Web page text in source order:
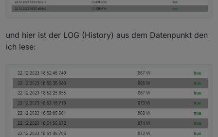
und hier ist der LOG (History) aus dem Datenpunkt den
ich lese: